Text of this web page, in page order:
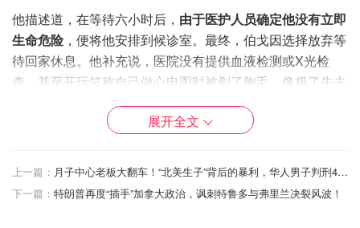
他描述道，在等待六小时后， 由于医护人员确定他没有立即
生命危险，便将他安排到候诊室。最终，伯戈因选择放弃等
待回家休息。他补充说，医院没有提供血液检测或X光检
查，甚至开玩笑称自己做心电图时被剃了胸毛，像极了失去
“我猜，如果我愿意再等18个小时，也许会做这些检查吧，”
伯戈因表示，在去医院之前他一点也不恐慌，但他表示，他
展开全文
上一篇：
月子中心老板大翻车！“北美生子”背后的暴利，华人男子判刑41个月
下一篇： 特朗普再度“插手”加拿大政治，讽刺特鲁多与弗里兰决裂风波！